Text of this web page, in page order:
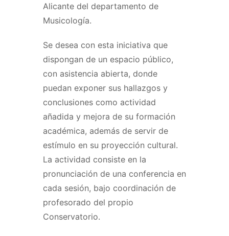
Alicante del departamento de
Musicología.
Se desea con esta iniciativa que
dispongan de un espacio público,
con asistencia abierta, donde
puedan exponer sus hallazgos y
conclusiones como actividad
añadida y mejora de su formación
académica, además de servir de
estímulo en su proyección cultural.
La actividad consiste en la
pronunciación de una conferencia en
cada sesión, bajo coordinación de
profesorado del propio
Conservatorio.